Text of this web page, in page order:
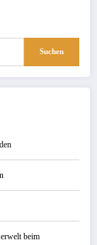
Suchen
beim